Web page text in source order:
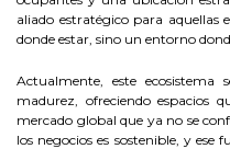
aliado estratégico para aquellas
donde estar, sino un entorno
Actualmente, este
madurez, ofreciendo espacios
mercado global que ya no se
los negocios es sostenible, y